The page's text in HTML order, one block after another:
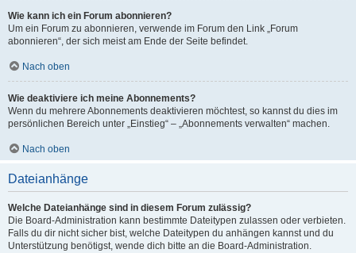
Wie kann ich ein Forum abonnieren?
Um ein Forum zu abonnieren, verwende im Forum den Link „Forum
abonnieren“, der sich meist am Ende der Seite befindet.
Nach oben
Wie deaktiviere ich meine Abonnements?
Wenn du mehrere Abonnements deaktivieren möchtest, so kannst du dies im
persönlichen Bereich unter „Einstieg“ – „Abonnements verwalten“ machen.
Nach oben
Dateianhänge
Welche Dateianhänge sind in diesem Forum zulässig?
Die Board-Administration kann bestimmte Dateitypen zulassen oder verbieten.
Falls du dir nicht sicher bist, welche Dateitypen du anhängen kannst und du
Unterstützung benötigst, wende dich bitte an die Board-Administration.